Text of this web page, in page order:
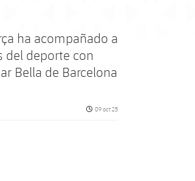
ha acompañado a
del deporte con
Bella de Barcelona
Fecha de publicación
09 oct 25